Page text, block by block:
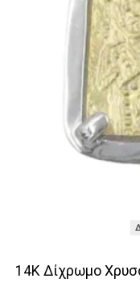
14K Δίχρωμο